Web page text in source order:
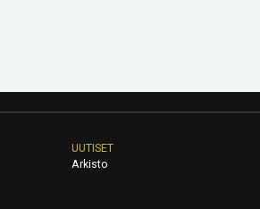
UUTISET
Arkisto